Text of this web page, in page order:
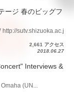
ージ 春のビッグフ
sutv.shizuoka.ac.j
2,661 アクセス
2018.06.27
Interviews &
(UN...